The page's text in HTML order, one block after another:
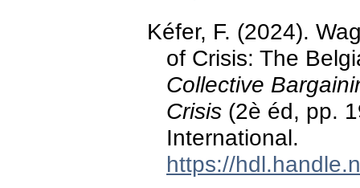
Kéfer, F. (2024).
of Crisis: The
Collective
Crisis (2è éd, pp.
International.
https://